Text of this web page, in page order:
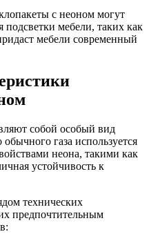
с неоном могут
подсветки мебели, таких как
мебели современный
собой особый вид
газа используется
неона, такими как
устойчивость к
технических
предпочтительным